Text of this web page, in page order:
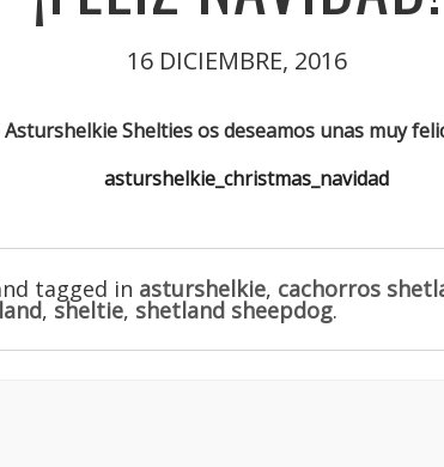
16 DICIEMBRE, 2016
Asturshelkie Shelties os deseamos unas muy
tagged in asturshelkie, cachorros
, sheltie, shetland sheepdog.